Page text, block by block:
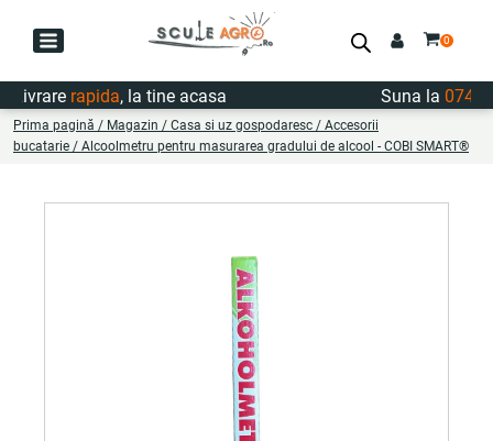
rapida, la tine acasa Suna la
Prima pagină / Magazin / Casa si uz gospodaresc / Accesorii
bucatarie / Alcoolmetru pentru masurarea gradului de alcool - COBI SMART®